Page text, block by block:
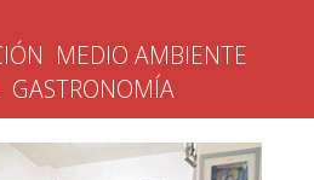
MEDIO AMBIENTE
GASTRONOMÍA